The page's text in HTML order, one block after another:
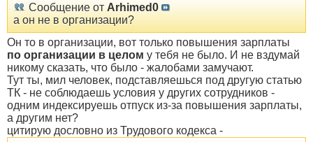
Сообщение от Arhimed0
а он не в организации?
Он то в организации, вот только повышения зарплаты
по организации в целом у тебя не было. И не вздумай
никому сказать, что было - жалобами замучают.
Тут ты, мил человек, подставляешься под другую статью
ТК - не соблюдаешь условия у других сотрудников -
одним индексируешь отпуск из-за повышения зарплаты,
а другим нет?
цитирую дословно из Трудового кодекса -